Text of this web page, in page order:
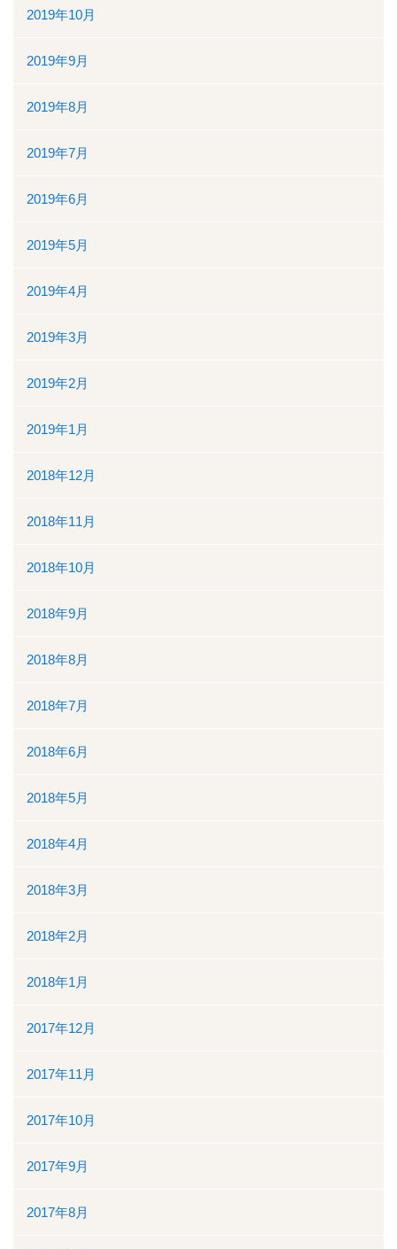
2019年10月
2019年9月
2019年8月
2019年7月
2019年6月
2019年5月
2019年4月
2019年3月
2019年2月
2019年1月
2018年12月
2018年11月
2018年10月
2018年9月
2018年8月
2018年7月
2018年6月
2018年5月
2018年4月
2018年3月
2018年2月
2018年1月
2017年12月
2017年11月
2017年10月
2017年9月
2017年8月